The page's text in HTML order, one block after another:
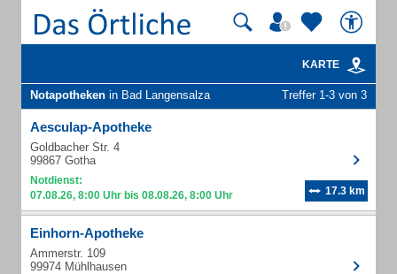
KARTE
Notapotheken in Bad Langensalza Treffer 1-3 von 3
Aesculap-Apotheke
Goldbacher Str. 4
99867 Gotha
Notdienst:
07.08.26, 8:00 Uhr bis 08.08.26, 8:00 Uhr
17.3 km
Einhorn-Apotheke
Ammerstr. 109
99974 Mühlhausen